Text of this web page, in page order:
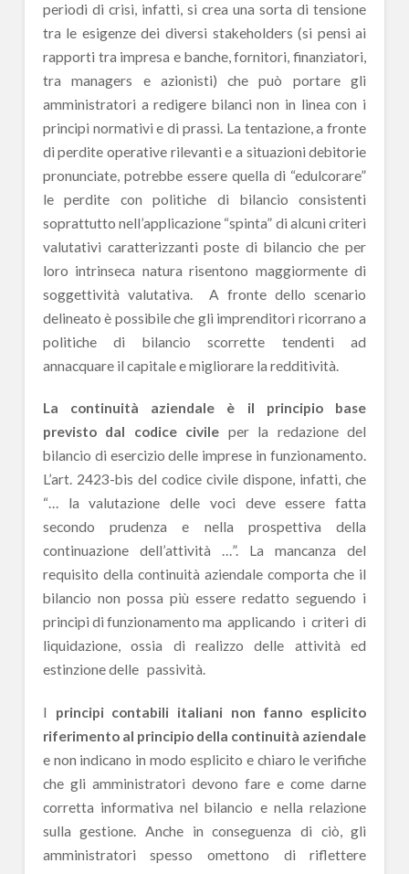
periodi di crisi, infatti, si crea una sorta di tensione
tra le esigenze dei diversi stakeholders (si pensi ai
rapporti tra impresa e banche, fornitori, finanziatori,
tra managers e azionisti) che può portare gli
amministratori a redigere bilanci non in linea con i
principi normativi e di prassi. La tentazione, a fronte
di perdite operative rilevanti e a situazioni debitorie
pronunciate, potrebbe essere quella di “edulcorare”
le perdite con politiche di bilancio consistenti
soprattutto nell’applicazione “spinta” di alcuni criteri
valutativi caratterizzanti poste di bilancio che per
loro intrinseca natura risentono maggiormente di
soggettività valutativa. A fronte dello scenario
delineato è possibile che gli imprenditori ricorrano a
politiche di bilancio scorrette tendenti ad
annacquare il capitale e migliorare la redditività.
La continuità aziendale è il principio base
previsto dal codice civile per la redazione del
bilancio di esercizio delle imprese in funzionamento.
L’art. 2423-bis del codice civile dispone, infatti, che
“… la valutazione delle voci deve essere fatta
secondo prudenza e nella prospettiva della
continuazione dell’attività …”. La mancanza del
requisito della continuità aziendale comporta che il
bilancio non possa più essere redatto seguendo i
principi di funzionamento ma applicando i criteri di
liquidazione, ossia di realizzo delle attività ed
estinzione delle passività.
I
principi contabili italiani non fanno esplicito
riferimento al principio della continuità aziendale
e non indicano in modo esplicito e chiaro le verifiche
che gli amministratori devono fare e come darne
corretta informativa nel bilancio e nella relazione
sulla gestione. Anche in conseguenza di ciò, gli
amministratori spesso omettono di riflettere